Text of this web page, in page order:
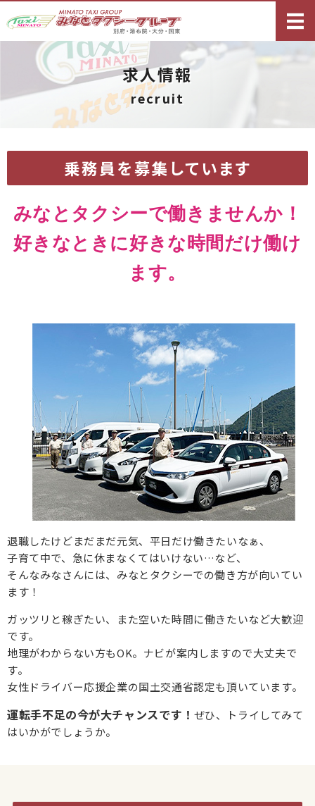
別府・湯布院
ホーム
タクシーサービス
観光コース案内
求人情報
recruit
乗務員を募集しています
みなとタクシーで働きませんか！
好きなときに好きな時間だけ働け
ます。
退職したけどまだまだ元気、平日だけ働きたいなぁ、
子育て中で、急に休まなくてはいけない…など、
そんなみなさんには、みなとタクシーでの働き方が向いてい
ます！
ガッツリと稼ぎたい、また空いた時間に働きたいなど大歓迎
です。
地理がわからない方もOK。ナビが案内しますので大丈夫で
す。
女性ドライバー応援企業の国土交通省認定も頂いています。
運転手不足の今が大チャンスです！ ぜひ、トライしてみて
はいかがでしょうか。